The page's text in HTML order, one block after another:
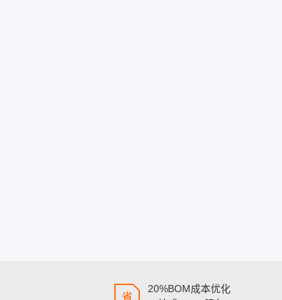
20%BOM成本优化